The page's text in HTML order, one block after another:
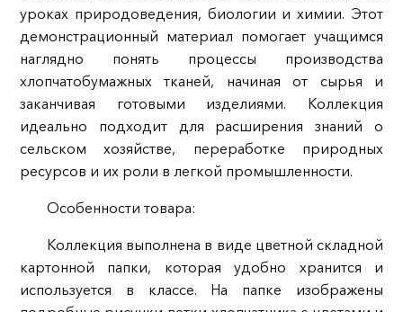
уроках природоведения, биологии и химии. Этот
демонстрационный материал помогает учащимся
наглядно понять процессы производства
хлопчатобумажных тканей, начиная от сырья и
заканчивая готовыми изделиями. Коллекция
идеально подходит для расширения знаний о
сельском хозяйстве, переработке природных
ресурсов и их роли в легкой промышленности.
Особенности товара:
Коллекция выполнена в виде цветной складной
картонной папки, которая удобно хранится и
используется в классе. На папке изображены